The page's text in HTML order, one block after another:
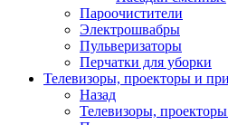
Пароочистители
Электрошвабры
Пульверизаторы
Перчатки для уборки
Телевизоры, проекторы и
Назад
Телевизоры,